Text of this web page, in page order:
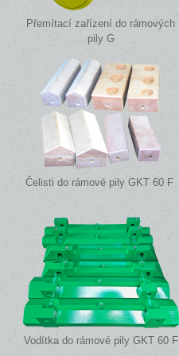
Přemítací zařízení do rámových
pily G
Čelisti do rámové pily GKT 60 F
Vodítka do rámové pily GKT 60 F